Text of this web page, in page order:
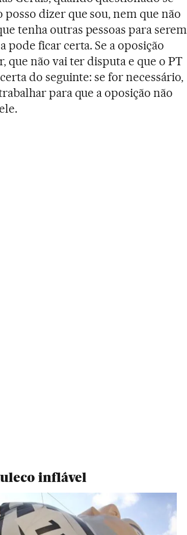
posso dizer que sou, nem que não
tenha outras pessoas para serem
pode ficar certa. Se a oposição
que não vai ter disputa e que o PT
do seguinte: se for necessário,
para que a oposição não
inflável